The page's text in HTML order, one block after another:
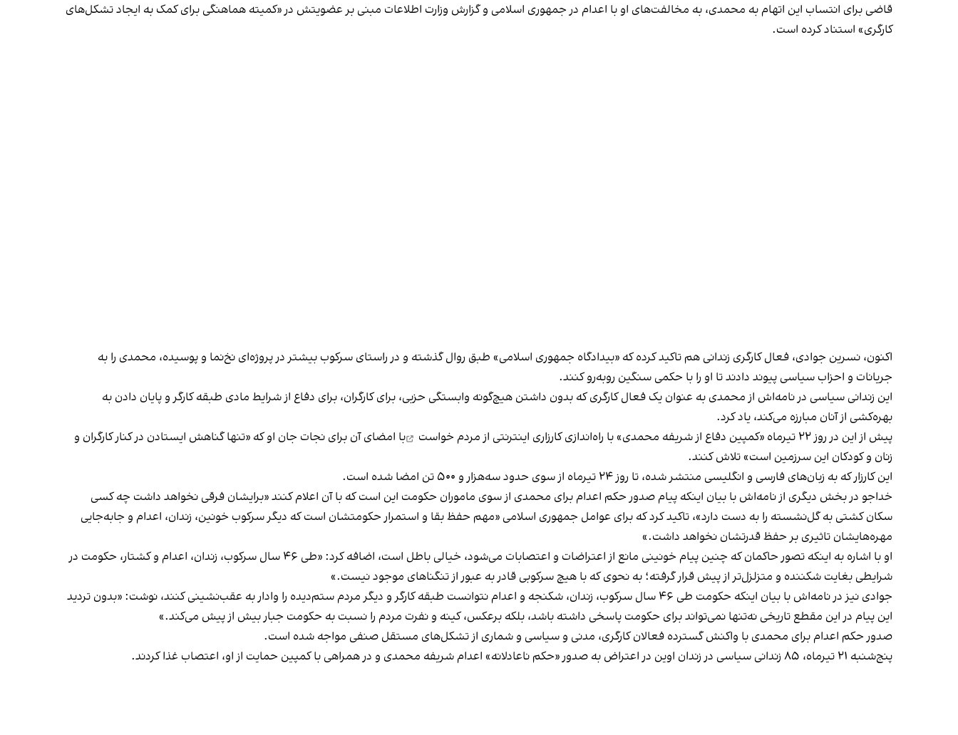
قاضی برای انتساب این اتهام به محمدی، به مخالفت‌های او با اعدام در جمهوری اسلامی و گزارش وزارت اطلاعات مبنی بر عضویتش در «کمیته هماهنگی برای کمک به ایجاد تشکل‌های
کارگری» استناد کرده است.
اکنون، نسرین جوادی، فعال کارگری زندانی هم تاکید کرده که «بیدادگاه جمهوری اسلامی» طبق روال گذشته و در راستای سرکوب بیشتر در پروژه‌ای نخ‌نما و پوسیده، محمدی را به
جریانات و احزاب سیاسی پیوند دادند تا او را با حکمی سنگین روبه‌رو کنند.
این زندانی سیاسی در نامه‌اش از محمدی به عنوان یک فعال کارگری که بدون داشتن هیچ‌گونه وابستگی حزبی، برای کارگران، برای دفاع از شرایط مادی طبقه کارگر و پایان دادن به
بهره‌کشی از آنان مبارزه می‌کند، یاد کرد.
پیش از این در روز ۲۲ تیرماه «کمپین دفاع از شریفه محمدی» با راه‌اندازی کارزاری اینترنتی از مردم
خواست
با امضای آن برای نجات جان او که «تنها گناهش ایستادن در کنار کارگران و
زنان و کودکان این سرزمین است» تلاش کنند.
این کارزار که به زبان‌های فارسی و انگلیسی منتشر شده، تا روز ۲۴ تیرماه از سوی حدود سه‌هزار و ۵۰۰ تن امضا شده است.
خداجو در بخش دیگری از نامه‌اش با بیان اینکه پیام صدور حکم اعدام برای محمدی از سوی ماموران حکومت این است که با آن اعلام کنند «برایشان فرقی نخواهد داشت چه کسی
سکان کشتی به گل‌نشسته را به دست دارد»، تاکید کرد که برای عوامل جمهوری اسلامی «مهم حفظ بقا و استمرار حکومتشان است که دیگر سرکوب خونین، زندان، اعدام و جابه‌جایی
مهره‌هایشان تاثیری بر حفظ قدرتشان نخواهد داشت.»
او با اشاره به اینکه تصور حاکمان که چنین پیام خونینی مانع از اعتراضات و اعتصابات می‌شود، خیالی باطل است، اضافه کرد: «طی ۴۶ سال سرکوب، زندان، اعدام و کشتار، حکومت در
شرایطی بغایت شکننده و متزلزل‌تر از پیش قرار گرفته؛ به نحوی که با هیچ سرکوبی قادر به عبور از تنگناهای موجود نیست.»
جوادی نیز در نامه‌اش با بیان اینکه حکومت طی ۴۶ سال سرکوب، زندان، شکنجه و اعدام نتوانست طبقه کارگر و دیگر مردم ستم‌دیده را وادار به عقب‌نشینی کنند، نوشت: «بدون تردید
این پیام در این مقطع تاریخی نه‌تنها نمی‌تواند برای حکومت پاسخی داشته باشد، بلکه برعکس، کینه و نفرت مردم را نسبت به حکومت جبار بیش از پیش می‌کند.»
صدور حکم اعدام برای محمدی با واکنش گسترده فعالان کارگری، مدنی و سیاسی و شماری از تشکل‌های مستقل صنفی مواجه شده است.
پنج‌شنبه ۲۱ تیرماه، ۸۵ زندانی سیاسی در زندان اوین در اعتراض به صدور «حکم ناعادلانه» اعدام شریفه محمدی و در همراهی با کمپین حمایت از او، اعتصاب غذا کردند.